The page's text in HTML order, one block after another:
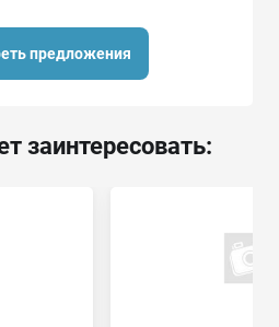
предложения
заинтересовать: